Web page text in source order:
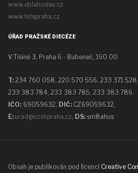
www.eblahoslav.cz
www.hitspraha.cz
ÚŘAD PRAŽSKÉ DIECÉZE
V Tišině 3, Praha 6 - Bubeneč, 160 00
T: 234 760 058, 220 570 556, 233 371 528,
233 383 784, 233 383 785, 233 383 786
IČO: 69059632, DIČ: CZ69059632,
E: urad@ccshpraha.cz, DS: sm8ahus
Obsah je publikován pod licencí Creative